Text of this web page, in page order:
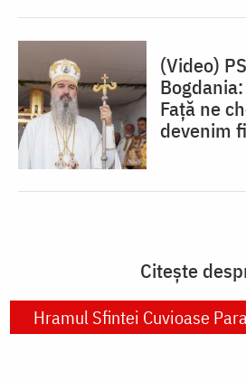
(Video)
Față ne
devenim
Citește
Hramul Sfintei Cuvioase